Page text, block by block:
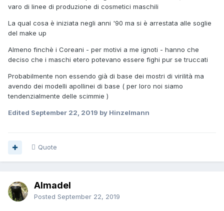
varo di linee di produzione di cosmetici maschili
La qual cosa è iniziata negli anni '90 ma si è arrestata alle soglie
del make up
Almeno finchè i Coreani - per motivi a me ignoti - hanno che
deciso che i maschi etero potevano essere fighi pur se truccati
Probabilmente non essendo già di base dei mostri di virilità ma
avendo dei modelli apollinei di base ( per loro noi siamo
tendenzialmente delle scimmie )
Edited September 22, 2019 by Hinzelmann
Quote
Almadel
Posted September 22, 2019